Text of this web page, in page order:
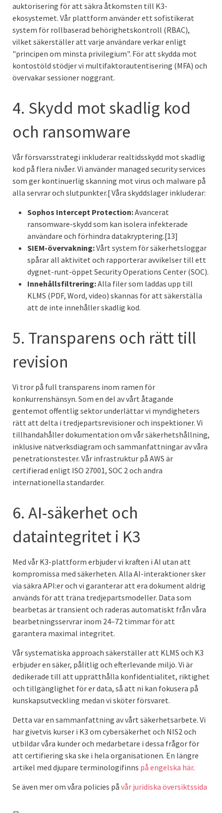
auktorisering för att säkra åtkomsten till K3-
ekosystemet. Vår plattform använder ett sofistikerat
system för rollbaserad behörighetskontroll (RBAC),
vilket säkerställer att varje användare verkar enligt
"principen om minsta privilegium". För att skydda mot
kontostöld stödjer vi multifaktorautentisering (MFA) och
övervakar sessioner noggrant.
4. Skydd mot skadlig kod
och ransomware
Vår försvarsstrategi inkluderar realtidsskydd mot skadlig
kod på flera nivåer. Vi använder managed security services
som ger kontinuerlig skanning mot virus och malware på
alla servrar och slutpunkter.[ Våra skyddslager inkluderar:
Sophos Intercept Protection:Avancerat
ransomware-skydd som kan isolera infekterade
användare och förhindra datakryptering.[13]
SIEM-övervakning:Vårt system för säkerhetsloggar
spårar all aktivitet och rapporterar avvikelser till ett
dygnet-runt-öppet Security Operations Center (SOC).
Innehållsfiltrering:Alla filer som laddas upp till
KLMS (PDF, Word, video) skannas för att säkerställa
att de inte innehåller skadlig kod.
5. Transparens och rätt till
revision
Vi tror på full transparens inom ramen för
konkurrenshänsyn. Som en del av vårt åtagande
gentemot offentlig sektor underlättar vi myndigheters
rätt att delta i tredjepartsrevisioner och inspektioner. Vi
tillhandahåller dokumentation om vår säkerhetshållning,
inklusive nätverksdiagram och sammanfattningar av våra
penetrationstester. Vår infrastruktur på AWS är
certifierad enligt ISO 27001, SOC 2 och andra
internationella standarder.
6. AI-säkerhet och
dataintegritet i K3
Med vår K3-plattform erbjuder vi kraften i AI utan att
kompromissa med säkerheten. Alla AI-interaktioner sker
via säkra API:er och vi garanterar att era dokument aldrig
används för att träna tredjepartsmodeller. Data som
bearbetas är transient och raderas automatiskt från våra
bearbetningsservrar inom 24–72 timmar för att
garantera maximal integritet.
Vår systematiska approach säkerställer att KLMS och K3
erbjuder en säker, pålitlig och efterlevande miljö. Vi är
dedikerade till att upprätthålla konfidentialitet, riktighet
och tillgänglighet för er data, så att ni kan fokusera på
kunskapsutveckling medan vi sköter försvaret.
Detta var en sammanfattning av vårt säkerhetsarbete. Vi
har givetvis kurser i K3 om cybersäkerhet och NIS2 och
utbildar våra kunder och medarbetare i dessa frågor för
att certifiering ska ske i hela organisationen. En längre
artikel med djupare terminologifinns på engelska här.
Se även mer om våra policies på vår juridiska översiktssida